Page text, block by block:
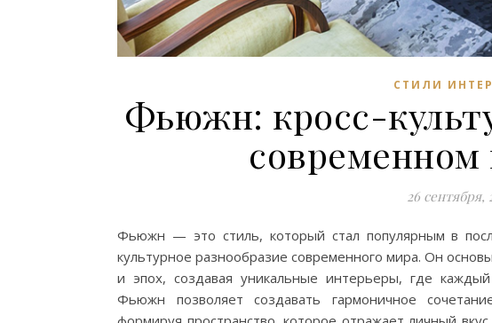
СТИЛИ
Фьюжн: кросс-
современном
26 сентября,
Фьюжн — это стиль, который стал популярным в
культурное разнообразие современного мира. Он
и эпох, создавая уникальные интерьеры, где
Фьюжн позволяет создавать гармоничное